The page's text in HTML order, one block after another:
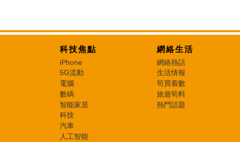
科技焦點
iPhone
5G流動
電腦
數碼
智能家居
科技
汽車
人工智能
網絡生活
網絡熱話
生活情報
筍買着數
旅遊筍料
熱門話題